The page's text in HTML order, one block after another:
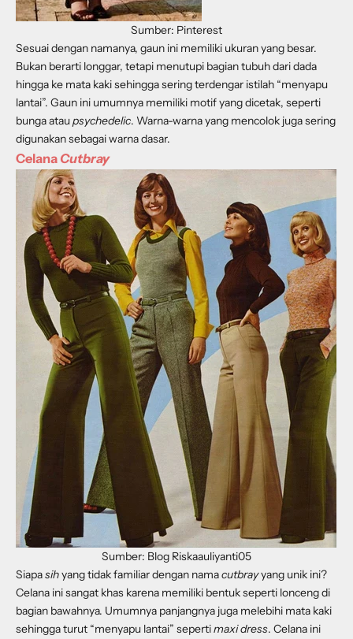
Sumber: Pinterest
Sesuai dengan namanya, gaun ini memiliki ukuran yang besar.
Bukan berarti longgar, tetapi menutupi bagian tubuh dari dada
hingga ke mata kaki sehingga sering terdengar istilah “menyapu
lantai”. Gaun ini umumnya memiliki motif yang dicetak, seperti
bunga ataupsychedelic. Warna-warna yang mencolok juga sering
digunakan sebagai warna dasar.
Celana Cutbray
Sumber: Blog Riskaauliyanti05
Siapasihyang tidak familiar dengan namacutbrayyang unik ini?
Celana ini sangat khas karena memiliki bentuk seperti lonceng di
bagian bawahnya. Umumnya panjangnya juga melebihi mata kaki
sehingga turut “menyapu lantai” sepertimaxi dress. Celana ini